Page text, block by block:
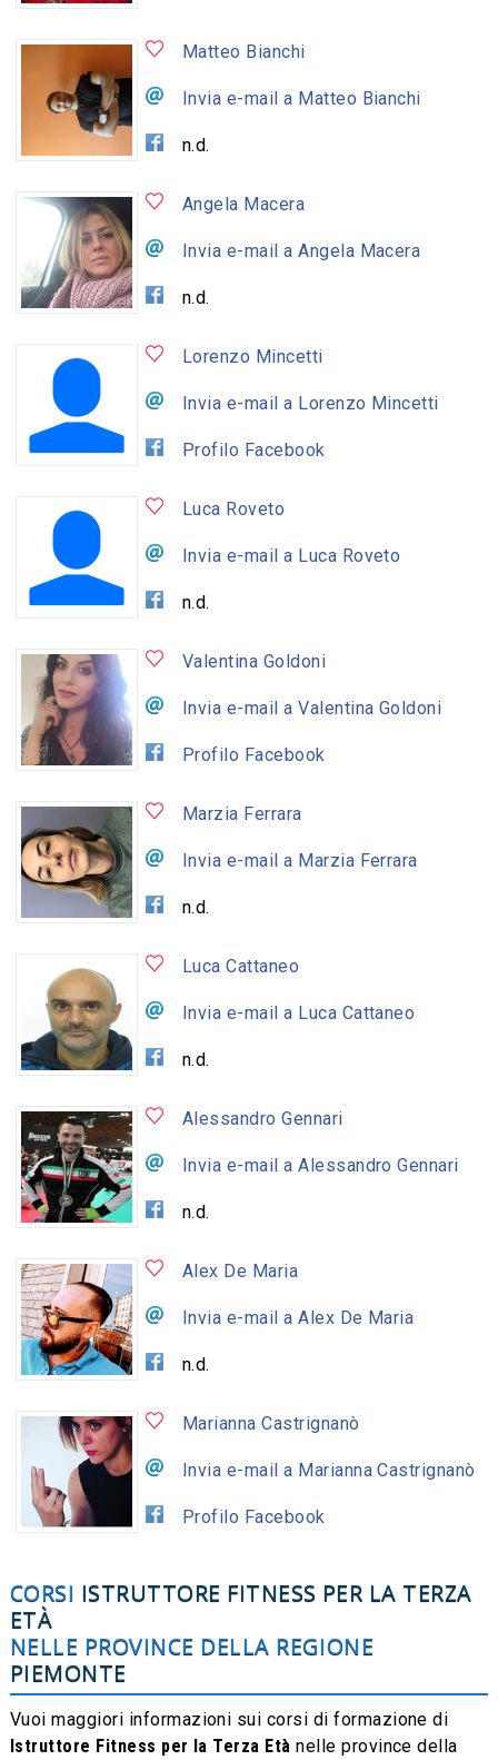
Matteo Bianchi
Invia e-mail a Matteo Bianchi
n.d.
Angela Macera
Invia e-mail a Angela Macera
n.d.
Lorenzo Mincetti
Invia e-mail a Lorenzo Mincetti
Profilo Facebook
Luca Roveto
Invia e-mail a Luca Roveto
n.d.
Valentina Goldoni
Invia e-mail a Valentina Goldoni
Profilo Facebook
Marzia Ferrara
Invia e-mail a Marzia Ferrara
n.d.
Luca Cattaneo
Invia e-mail a Luca Cattaneo
n.d.
Alessandro Gennari
Invia e-mail a Alessandro Gennari
n.d.
Alex De Maria
Invia e-mail a Alex De Maria
n.d.
Marianna Castrignanò
Invia e-mail a Marianna Castrignanò
Profilo Facebook
CORSI ISTRUTTORE FITNESS PER LA TERZA
ETÀ
NELLE PROVINCE DELLA REGIONE
PIEMONTE
Vuoi maggiori informazioni sui corsi di formazione di
Istruttore Fitness per la Terza Età nelle province della